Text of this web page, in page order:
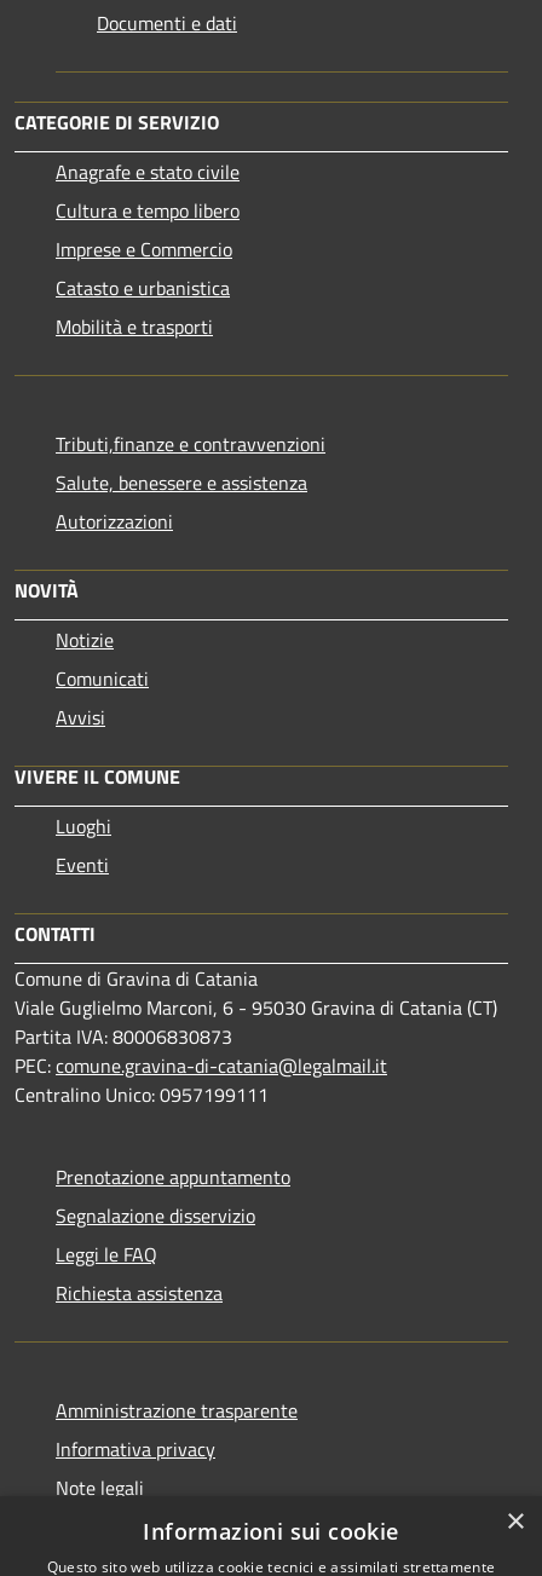
Documenti e dati
CATEGORIE DI SERVIZIO
Anagrafe e stato civile
Cultura e tempo libero
Imprese e Commercio
Catasto e urbanistica
Mobilità e trasporti
Tributi,finanze e contravvenzioni
Salute, benessere e assistenza
Autorizzazioni
NOVITÀ
Notizie
Comunicati
Avvisi
VIVERE IL COMUNE
Luoghi
Eventi
CONTATTI
Comune di Gravina di Catania
Viale Guglielmo Marconi, 6 - 95030 Gravina di Catania (CT)
Partita IVA: 80006830873
PEC:comune.gravina-di-catania@legalmail.it
Centralino Unico: 0957199111
Prenotazione appuntamento
Segnalazione disservizio
Leggi le FAQ
Richiesta assistenza
Amministrazione trasparente
Informativa privacy
Note legali
Dichiarazione di accessibilità
×
Informazioni sui cookie
Questo sito web utilizza cookie tecnici e assimilati strettamente